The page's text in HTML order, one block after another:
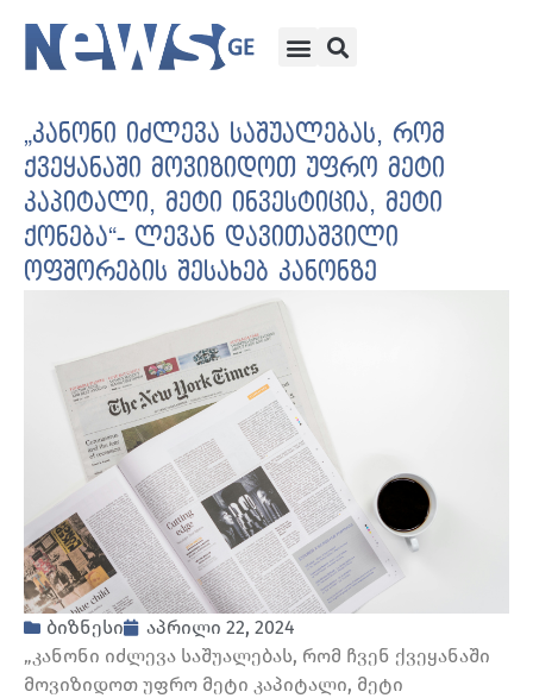
„კანონი იძლევა საშუალებას, რომ
ქვეყანაში მოვიზიდოთ უფრო მეტი
კაპიტალი, მეტი ინვესტიცია, მეტი
ქონება“- ლევან დავითაშვილი
ოფშორების შესახებ კანონზე
ბიზნესი
აპრილი 22, 2024
„კანონი იძლევა საშუალებას, რომ ჩვენ ქვეყანაში
მოვიზიდოთ უფრო მეტი კაპიტალი, მეტი